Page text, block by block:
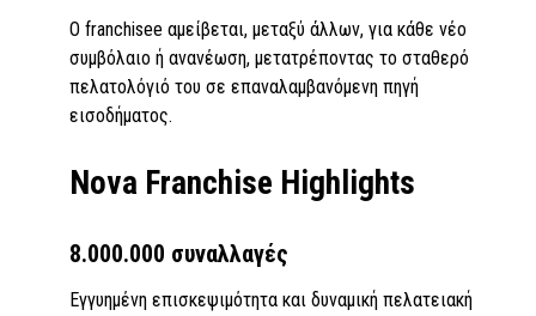
Ο franchisee αμείβεται, μεταξύ άλλων, για κάθε νέο
συμβόλαιο ή ανανέωση, μετατρέποντας το σταθερό
πελατολόγιό του σε επαναλαμβανόμενη πηγή
εισοδήματος.
Nova Franchise Highlights
8.000.000 συναλλαγές
Εγγυημένη επισκεψιμότητα και δυναμική πελατειακή